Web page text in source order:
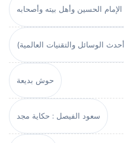
الحسين وأهل بيته وأصحابه
الوسائل والتقنيات العالمية)
حوش بديعة
سعود الفيصل : حكاية مجد